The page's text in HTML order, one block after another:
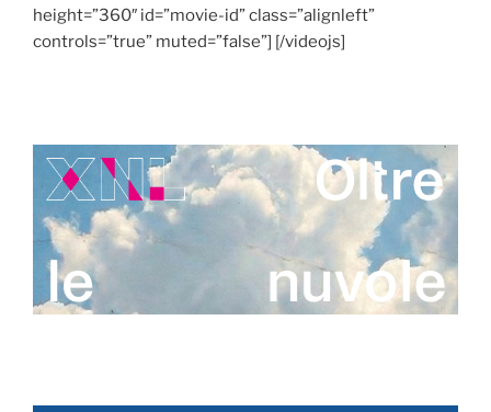
height=”360″ id=”movie-id” class=”alignleft”
controls=”true” muted=”false”] [/videojs]